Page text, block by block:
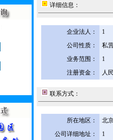
详细信息：
企业法人：
1
公司性质：
私
业务范围：
1
注册资金：
人
联系方式：
所在地区：
北
公司详细地址：
1